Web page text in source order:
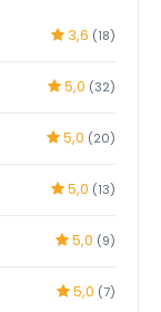
3,6 (18)
5,0 (32)
5,0 (20)
5,0 (13)
5,0 (9)
5,0 (7)